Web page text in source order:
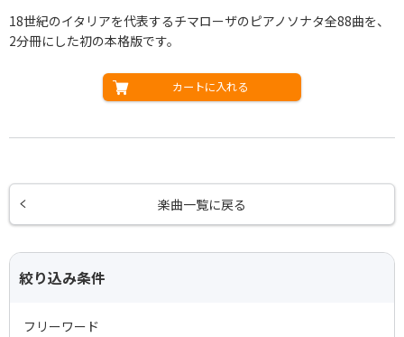
18世紀のイタリアを代表するチマローザのピアノソナタ全88曲を、
2分冊にした初の本格版です。
カートに入れる
楽曲一覧に戻る
絞り込み条件
フリーワード